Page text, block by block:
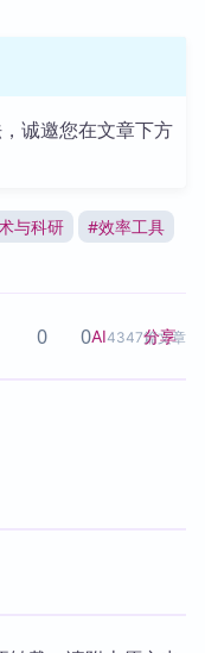
诚邀您在文章下方
与科研 #效率工具
AI4347篇文章
0 0 分享